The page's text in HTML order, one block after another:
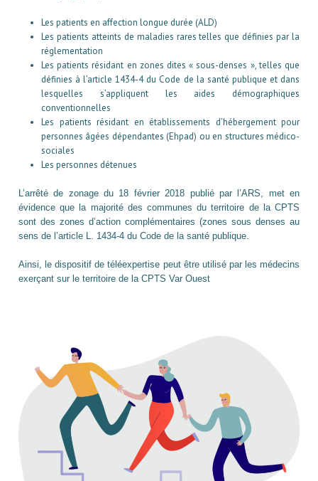
Les patients en affection longue durée (ALD)
Les patients atteints de maladies rares telles que définies par la
réglementation
Les patients résidant en zones dites « sous-denses », telles que
définies à l’article 1434-4 du Code de la santé publique et dans
lesquelles s’appliquent les aides démographiques
conventionnelles
Les patients résidant en établissements d’hébergement pour
personnes âgées dépendantes (Ehpad) ou en structures médico-
sociales
Les personnes détenues
L’arrêté de zonage du 18 février 2018 publié par l’ARS, met en
évidence que la majorité des communes du territoire de la CPTS
sont des zones d’action complémentaires (zones sous denses au
sens de l’article L. 1434-4 du Code de la santé publique.
Ainsi, le dispositif de téléexpertise peut être utilisé par les médecins
exerçant sur le territoire de la CPTS Var Ouest